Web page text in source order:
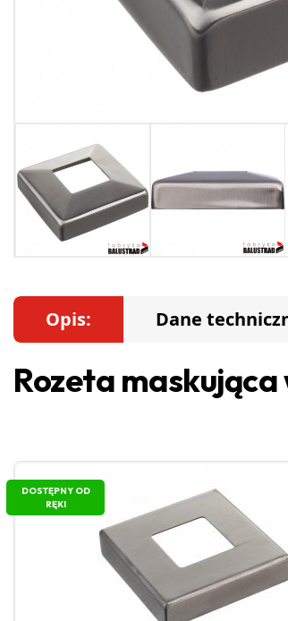
Opis: Dane
Rozeta
DOSTĘPNY OD
RĘKI